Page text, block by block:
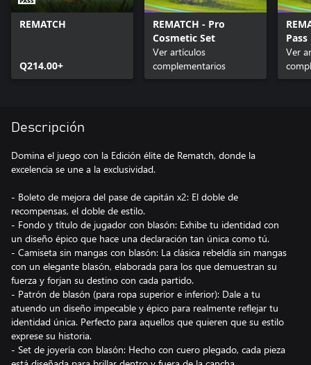
REMATCH
Q214.00+
REMATCH - Pro
Cosmetic Set
Ver artículos
complementarios
Ver
Descripción
Domina el juego con la Edición élite de Rematch, donde la
excelencia se une a la exclusividad.
- Boleto de mejora del pase de capitán x2: El doble de
recompensas, el doble de estilo.
- Fondo y título de jugador con blasón: Exhibe tu identidad con
un diseño épico que hace una declaración tan única como tú.
- Camiseta sin mangas con blasón: La clásica rebeldía sin mangas
con un elegante blasón, elaborada para los que demuestran su
fuerza y forjan su destino con cada partido.
- Patrón de blasón (para ropa superior e inferior): Dale a tu
atuendo un diseño impecable y épico para realmente reflejar tu
identidad única. Perfecto para aquellos que quieren que su estilo
exprese su historia.
- Set de joyería con blasón: Hecho con cuero plegado, cada pieza